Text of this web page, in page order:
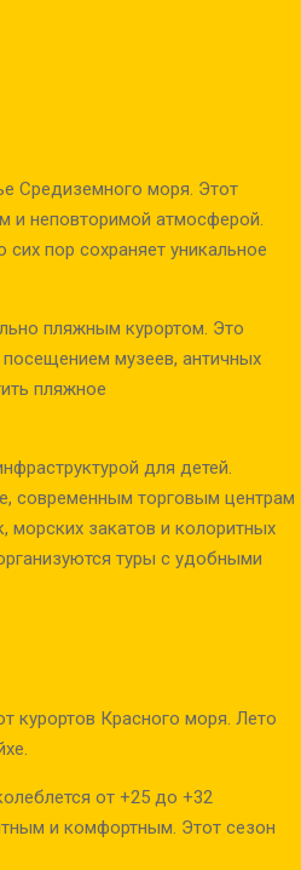
Средиземного моря. Этот
и неповторимой атмосферой.
пор сохраняет уникальное
пляжным курортом. Это
музеев, античных
пляжное
для детей.
современным торговым центрам
морских закатов и колоритных
туры с удобными
курортов Красного моря. Лето
от +25 до +32
и комфортным. Этот сезон